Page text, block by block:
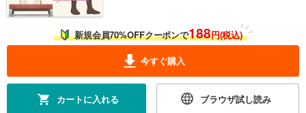
新規会員70%OFFクーポンで188円(税込)
今すぐ購入
カートに入れる ブラウザ試し読み